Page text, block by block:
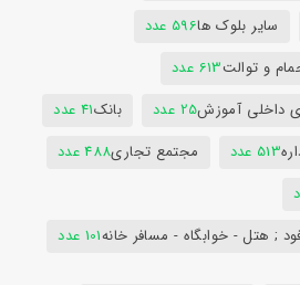
سایر بلوک ها596 عدد
و توالت613 عدد
داخلی آموزش25 عدد بانک41 عدد
513 عدد مجتمع تجاری488 عدد
; هتل - خوابگاه - مسافر خانه101 عدد